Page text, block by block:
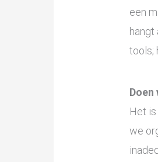
een
hangt
tools;
Doen
Het
we